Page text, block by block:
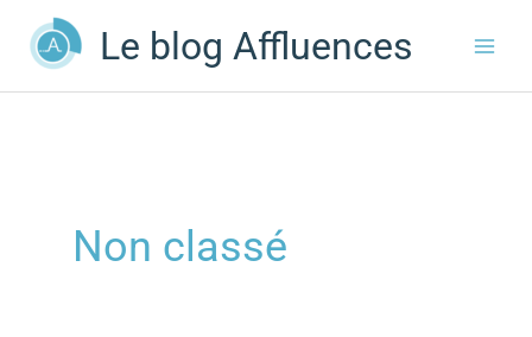
contenu
Le blog Affluences
Non classé